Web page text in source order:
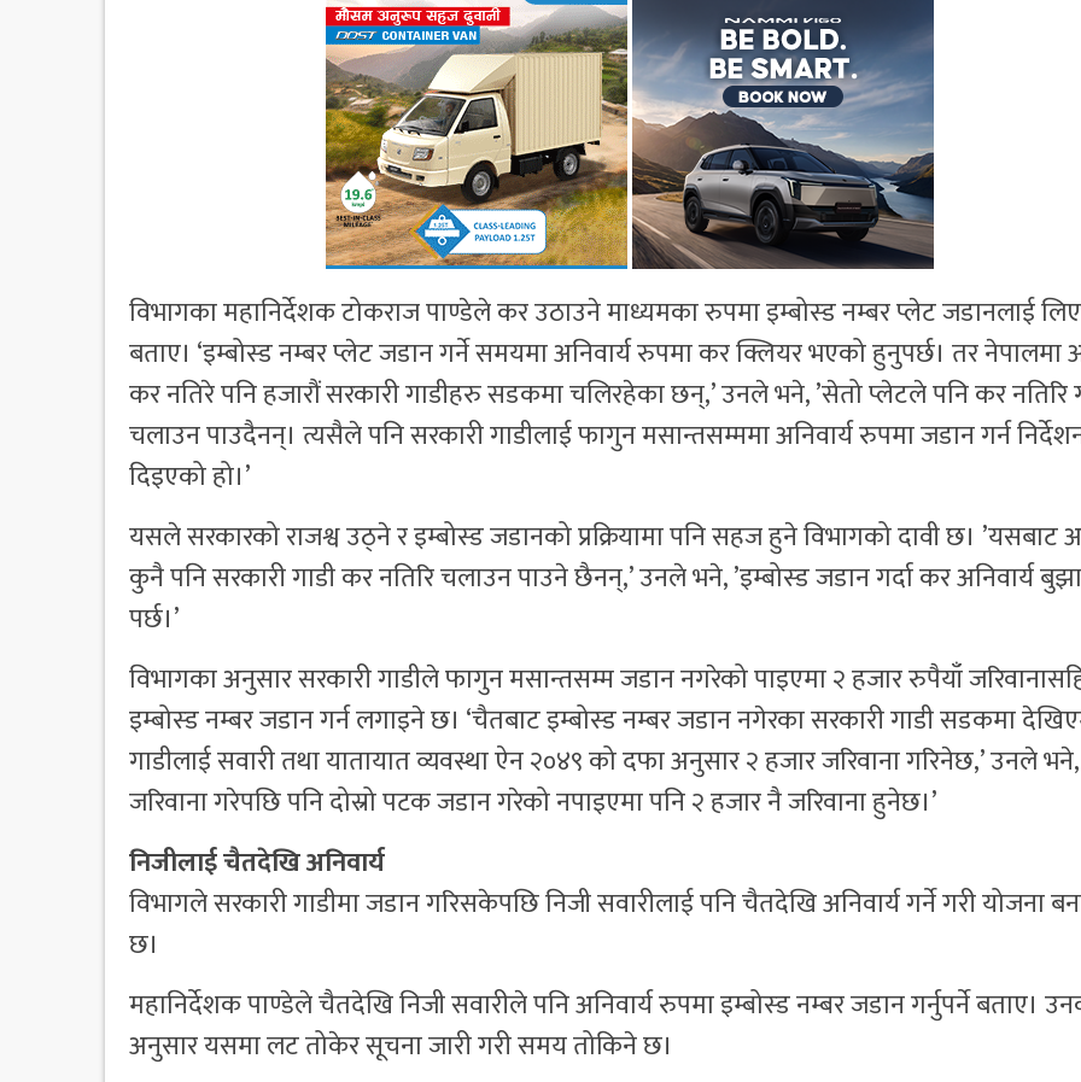
विभागका महानिर्देशक टोकराज पाण्डेले कर उठाउने माध्यमका रुपमा इम्बोस्ड नम्बर प्लेट जडानलाई
बताए। ‘इम्बोस्ड नम्बर प्लेट जडान गर्ने समयमा अनिवार्य रुपमा कर क्लियर भएको हुनुपर्छ। तर नेपालमा
कर नतिरे पनि हजारौं सरकारी गाडीहरु सडकमा चलिरहेका छन्,’ उनले भने, ’सेतो प्लेटले पनि कर नतिरि
चलाउन पाउदैनन्। त्यसैले पनि सरकारी गाडीलाई फागुन मसान्तसम्ममा अनिवार्य रुपमा जडान गर्न
दिइएको हो।’
यसले सरकारको राजश्व उठ्ने र इम्बोस्ड जडानको प्रक्रियामा पनि सहज हुने विभागको दावी छ। ’यसबाट
कुनै पनि सरकारी गाडी कर नतिरि चलाउन पाउने छैनन्,’ उनले भने, ’इम्बोस्ड जडान गर्दा कर अनिवार्य
पर्छ।’
विभागका अनुसार सरकारी गाडीले फागुन मसान्तसम्म जडान नगरेको पाइएमा २ हजार रुपैयाँ
इम्बोस्ड नम्बर जडान गर्न लगाइने छ। ‘चैतबाट इम्बोस्ड नम्बर जडान नगेरका सरकारी गाडी सडकमा
गाडीलाई सवारी तथा यातायात व्यवस्था ऐन २०४९ को दफा अनुसार २ हजार जरिवाना गरिनेछ,’ उनले भने,
जरिवाना गरेपछि पनि दोस्रो पटक जडान गरेको नपाइएमा पनि २ हजार नै जरिवाना हुनेछ।’
निजीलाई चैतदेखि अनिवार्य
विभागले सरकारी गाडीमा जडान गरिसकेपछि निजी सवारीलाई पनि चैतदेखि अनिवार्य गर्ने गरी योजना
छ।
महानिर्देशक पाण्डेले चैतदेखि निजी सवारीले पनि अनिवार्य रुपमा इम्बोस्ड नम्बर जडान गर्नुपर्ने बताए।
अनुसार यसमा लट तोकेर सूचना जारी गरी समय तोकिने छ।